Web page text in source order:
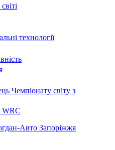
технології
Чемпіонату світу з
WRC